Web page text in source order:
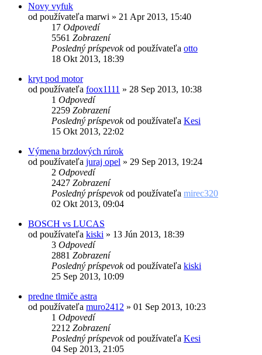
Novy vyfuk
od používateľa marwi » 21 Apr 2013, 15:40
17 Odpovedí
5561 Zobrazení
Posledný príspevokod používateľa otto
18 Okt 2013, 18:39
kryt pod motor
od používateľa foox1111 » 28 Sep 2013, 10:38
1 Odpovedí
2259 Zobrazení
Posledný príspevokod používateľa Kesi
15 Okt 2013, 22:02
Výmena brzdových rúrok
od používateľa juraj opel » 29 Sep 2013, 19:24
2 Odpovedí
2427 Zobrazení
Posledný príspevokod používateľa mirec320
02 Okt 2013, 09:04
BOSCH vs LUCAS
od používateľa kiski » 13 Jún 2013, 18:39
3 Odpovedí
2881 Zobrazení
Posledný príspevokod používateľa kiski
25 Sep 2013, 10:09
predne tlmiče astra
od používateľa muro2412 » 01 Sep 2013, 10:23
1 Odpovedí
2212 Zobrazení
Posledný príspevokod používateľa Kesi
04 Sep 2013, 21:05